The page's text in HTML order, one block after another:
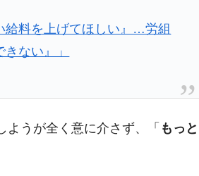
とは？
給料を上げてほしい』…労組
ない』」
うが全く意に介さず、「 もっと